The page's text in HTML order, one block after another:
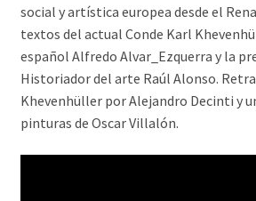
social y artística europea desde el
textos del actual Conde Karl
español Alfredo Alvar_Ezquerra y la
Historiador del arte Raúl Alonso.
Khevenhüller por Alejandro Decinti y
pinturas de Oscar Villalón.